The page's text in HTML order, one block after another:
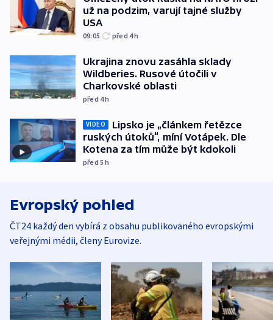
už na podzim, varují tajné služby
USA
09:05 před 4h
Ukrajina znovu zasáhla sklady
Wildberies. Rusové útočili v
Charkovské oblasti
před 4h
VIDEO
Lipsko je „článkem řetězce
ruských útoků“, míní Votápek. Dle
Kotena za tím může být kdokoli
před 5h
Evropský pohled
ČT24 každý den vybírá z obsahu publikovaného evropskými
veřejnými médii, členy Eurovize.